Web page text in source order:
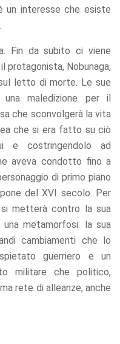
un interesse che esiste
Fin da subito ci viene
protagonista, Nobunaga,
letto di morte. Le sue
maledizione per il
che sconvolgerà la vita
che si era fatto su ciò
e costringendolo ad
aveva condotto fino a
di primo piano
del XVI secolo. Per
si metterà contro la sua
metamorfosi: la sua
cambiamenti che lo
guerriero e un
militare che politico,
rete di alleanze, anche